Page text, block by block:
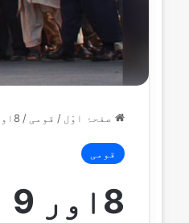
صفحۂ اوّل / قومی / 8اور 9 مئی کو پی ٹی آئی قیادت کے بلوائیوں سے رابطوں کا چونکا دینے والا ریکارڈ سامنے آگیا
قومی